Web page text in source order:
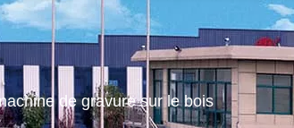
de gravure sur le bois